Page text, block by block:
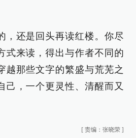
，还是回头再读红楼。你尽
式来读，得出与作者不同的
越那些文字的繁盛与荒芜之
己，一个更灵性、清醒而又
[ 责编：张晓荣 ]